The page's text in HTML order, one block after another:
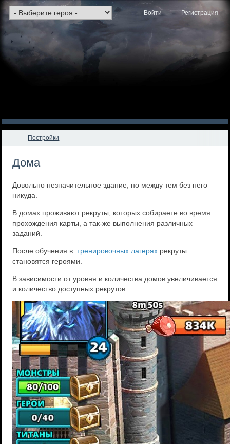
Войти Регистрация
Постройки
Дома
Довольно незначительное здание, но между тем без него
никуда.
В домах проживают рекруты, которых собираете во время
прохождения карты, а так-же выполнения различных
заданий.
После обучения втренировочных лагерях рекруты
становятся героями.
В зависимости от уровня и количества домов увеличивается
и количество доступных рекрутов.